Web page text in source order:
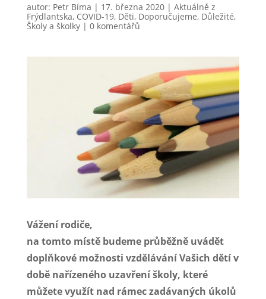
autor: Petr Bíma | 17. března 2020| Aktuálně z
Frýdlantska, COVID-19, Děti, Doporučujeme, Důležité,
Školy a školky| 0 komentářů
Vážení rodiče,
na tomto místě budeme průběžně uvádět
doplňkové možnosti vzdělávání Vašich dětí v
době nařízeného uzavření školy, které
můžete využít nad rámec zadávaných úkolů